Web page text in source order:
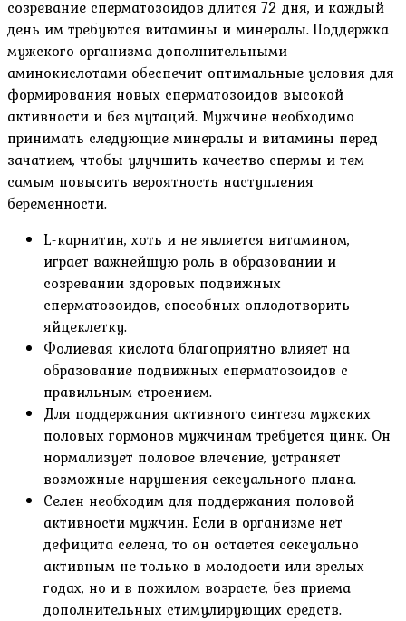
созревание сперматозоидов длится 72 дня, и каждый
день им требуются витамины и минералы. Поддержка
мужского организма дополнительными
аминокислотами обеспечит оптимальные условия для
формирования новых сперматозоидов высокой
активности и без мутаций. Мужчине необходимо
принимать следующие минералы и витамины перед
зачатием, чтобы улучшить качество спермы и тем
самым повысить вероятность наступления
беременности.
L-карнитин, хоть и не является витамином,
играет важнейшую роль в образовании и
созревании здоровых подвижных
сперматозоидов, способных оплодотворить
яйцеклетку.
Фолиевая кислота благоприятно влияет на
образование подвижных сперматозоидов с
правильным строением.
Для поддержания активного синтеза мужских
половых гормонов мужчинам требуется цинк. Он
нормализует половое влечение, устраняет
возможные нарушения сексуального плана.
Селен необходим для поддержания половой
активности мужчин. Если в организме нет
дефицита селена, то он остается сексуально
активным не только в молодости или зрелых
годах, но и в пожилом возрасте, без приема
дополнительных стимулирующих средств.